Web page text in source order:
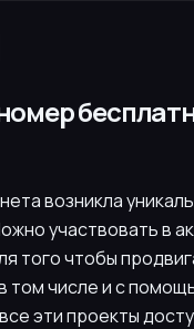
возникла
участвовать в
того чтобы
том числе и с
эти проекты